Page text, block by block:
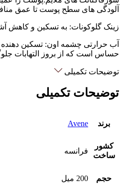
آلودگی های سطح پوست تا عمق
زینک گلوکونات: به تسکین و کاهش
آب حرارتی چشمه اون: تسکین
حساس است که از بروز التهابات
توضیحات تکمیلی
توضیحات تکمیلی
برند Avene
کشور
ساخت
فرانسه
حجم 200 میل